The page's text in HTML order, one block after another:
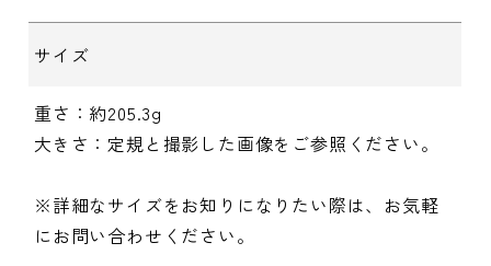
サイズ
重さ：約205.3g
大きさ：定規と撮影した画像をご参照ください。
※詳細なサイズをお知りになりたい際は、お気軽
にお問い合わせください。